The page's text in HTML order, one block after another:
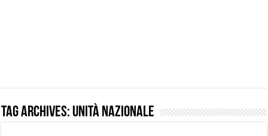
Tag Archives: unità nazionale